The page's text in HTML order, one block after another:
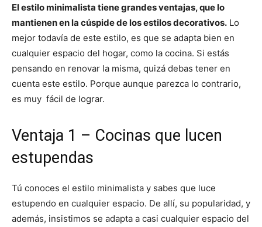
p
r
t
i
r
e
n
w
t
t
e
r
)
p
r
i
r
e
n
e
o
o
k
p
r
i
r
e
n
t
r
e
s
t
p
a
r
t
i
r
e
n
i
l
r
i
A
p
p
El estilo minimalista tiene grandes ventajas, que lo
mantienen en la cúspide de los estilos decorativos. Lo
mejor todavía de este estilo, es que se adapta bien en
cualquier espacio del hogar, como la cocina. Si estás
pensando en renovar la misma, quizá debas tener en
cuenta este estilo. Porque aunque parezca lo contrario,
es muy fácil de lograr.
Ventaja 1 – Cocinas que lucen
estupendas
Tú conoces el estilo minimalista y sabes que luce
estupendo en cualquier espacio. De allí, su popularidad, y
además, insistimos se adapta a casi cualquier espacio del